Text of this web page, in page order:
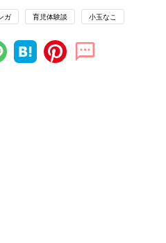
ガ 育児体験談 小玉なこ